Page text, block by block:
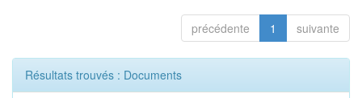
précédente 1 suivante
Résultats trouvés : Documents